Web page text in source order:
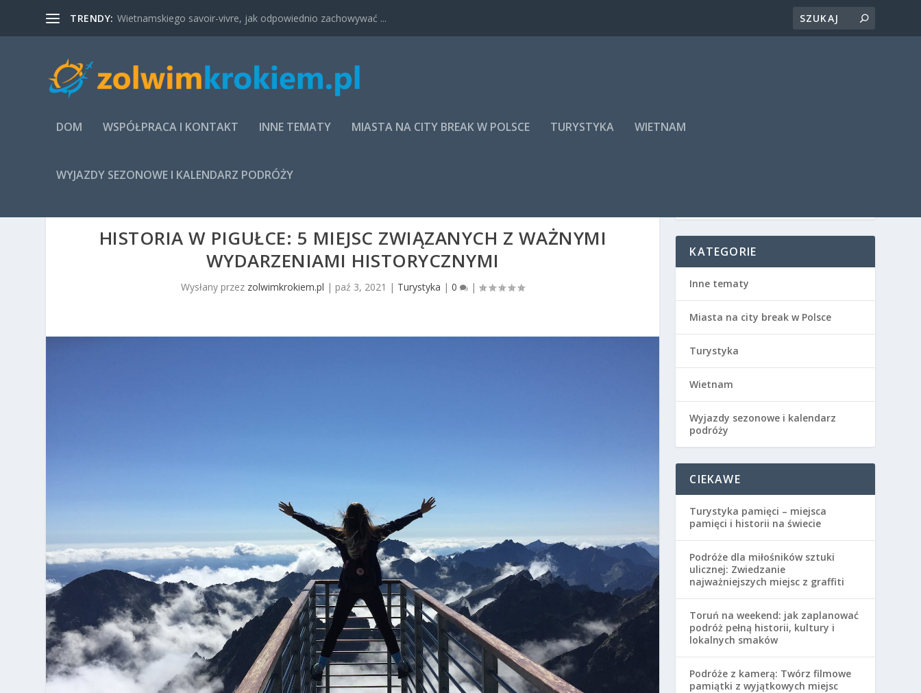
TRENDY: Wietnamskiego savoir-vivre, jak odpowiednio zachowywać ...
DOM WSPÓŁPRACA I KONTAKT INNE TEMATY MIASTA NA CITY BREAK W POLSCE TURYSTYKA WIETNAM
WYJAZDY SEZONOWE I KALENDARZ PODRÓŻY
HISTORIA W PIGUŁCE: 5 MIEJSC ZWIĄZANYCH Z WAŻNYMI
WYDARZENIAMI HISTORYCZNYMI
Wysłany przez zolwimkrokiem.pl | paź 3, 2021 | Turystyka |0 |
KATEGORIE
Inne tematy
Miasta na city break w Polsce
Turystyka
Wietnam
Wyjazdy sezonowe i kalendarz
podróży
CIEKAWE
Turystyka pamięci – miejsca
pamięci i historii na świecie
Podróże dla miłośników sztuki
ulicznej: Zwiedzanie
najważniejszych miejsc z graffiti
Toruń na weekend: jak zaplanować
podróż pełną historii, kultury i
lokalnych smaków
Podróże z kamerą: Twórz filmowe
pamiątki z wyjątkowych miejsc